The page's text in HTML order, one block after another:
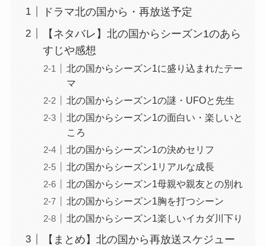
ドラマ北の国から・再放送予定
【ネタバレ】北の国からシーズン1のあら
すじや感想
北の国からシーズン1に盛り込まれたテー
マ
北の国からシーズン1の謎・UFOと先生
北の国からシーズン1の面白い・楽しいと
ころ
北の国からシーズン1の決めセリフ
北の国からシーズン1リアルな成長
北の国からシーズン1母親や親友との別れ
北の国からシーズン1胸を打つシーン
北の国からシーズン1楽しいイカダ川下り
【まとめ】北の国から再放送スケジュー